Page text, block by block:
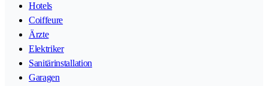
Hotels
Coiffeure
Ärzte
Elektriker
Sanitärinstallation
Garagen